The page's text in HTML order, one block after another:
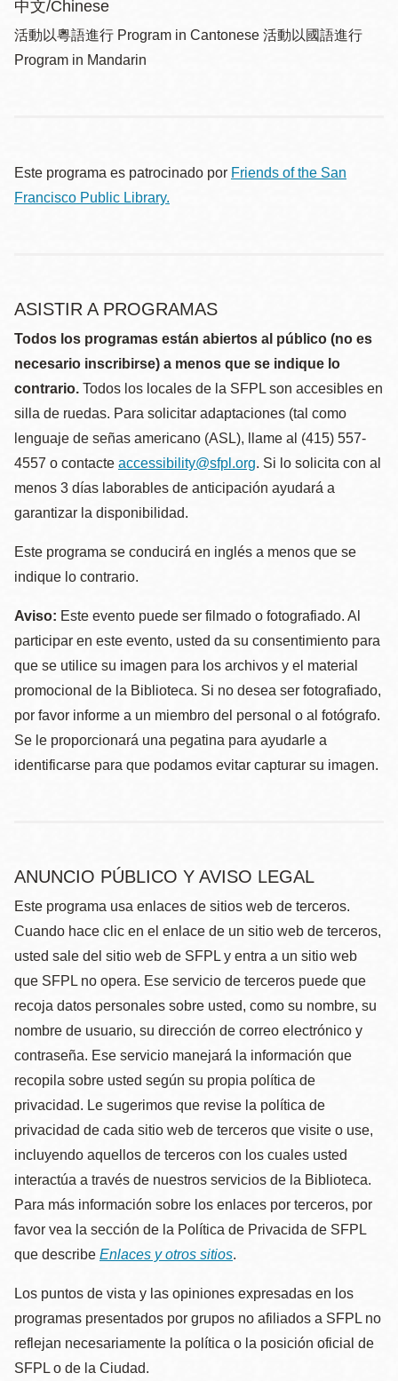
中文/Chinese
活動以粵語進行 Program in Cantonese 活動以國語進行
Program in Mandarin
Este programa es patrocinado por Friends of the San
Francisco Public Library.
ASISTIR A PROGRAMAS
Todos los programas están abiertos al público (no es
necesario inscribirse) a menos que se indique lo
contrario. Todos los locales de la SFPL son accesibles en
silla de ruedas. Para solicitar adaptaciones (tal como
lenguaje de señas americano (ASL), llame al (415) 557-
4557 o contacte accessibility@sfpl.org. Si lo solicita con al
menos 3 días laborables de anticipación ayudará a
garantizar la disponibilidad.
Este programa se conducirá en inglés a menos que se
indique lo contrario.
Aviso: Este evento puede ser filmado o fotografiado. Al
participar en este evento, usted da su consentimiento para
que se utilice su imagen para los archivos y el material
promocional de la Biblioteca. Si no desea ser fotografiado,
por favor informe a un miembro del personal o al fotógrafo.
Se le proporcionará una pegatina para ayudarle a
identificarse para que podamos evitar capturar su imagen.
ANUNCIO PÚBLICO Y AVISO LEGAL
Este programa usa enlaces de sitios web de terceros.
Cuando hace clic en el enlace de un sitio web de terceros,
usted sale del sitio web de SFPL y entra a un sitio web
que SFPL no opera. Ese servicio de terceros puede que
recoja datos personales sobre usted, como su nombre, su
nombre de usuario, su dirección de correo electrónico y
contraseña. Ese servicio manejará la información que
recopila sobre usted según su propia política de
privacidad. Le sugerimos que revise la política de
privacidad de cada sitio web de terceros que visite o use,
incluyendo aquellos de terceros con los cuales usted
interactúa a través de nuestros servicios de la Biblioteca.
Para más información sobre los enlaces por terceros, por
favor vea la sección de la Política de Privacida de SFPL
que describe Enlaces y otros sitios.
Los puntos de vista y las opiniones expresadas en los
programas presentados por grupos no afiliados a SFPL no
reflejan necesariamente la política o la posición oficial de
SFPL o de la Ciudad.